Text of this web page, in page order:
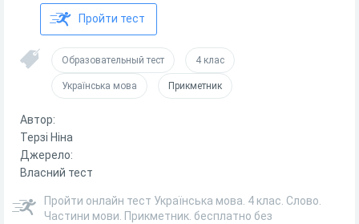
Пройти тест
Образовательный тест 4 клас
Українська мова Прикметник
Автор:
Терзі Ніна
Джерело:
Власний тест
Пройти онлайн тест Українська мова. 4 клас. Слово.
Частини мови. Прикметник. бесплатно без